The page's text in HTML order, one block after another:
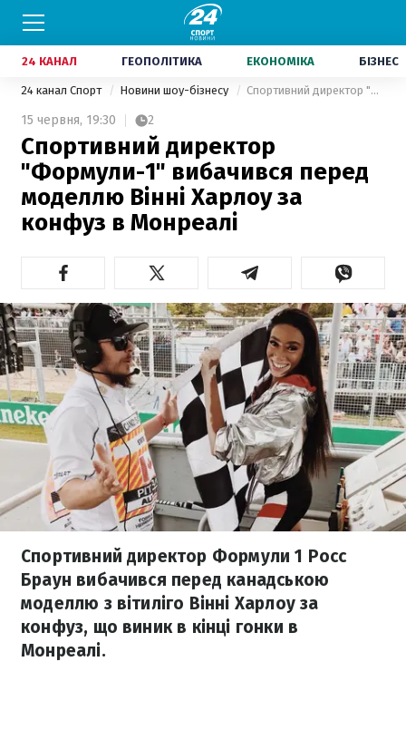
24 КАНАЛ ГЕОПОЛІТИКА ЕКОНОМІКА БІЗНЕС
24 канал Спорт Новини шоу-бізнесу Спортивний директор "Формули-1" вибачився перед моделлю Вінні Харлоу за конфуз в Монреалі
15 червня, 19:30 2
Спортивний директор
"Формули-1" вибачився перед
моделлю Вінні Харлоу за
конфуз в Монреалі
Спортивний директор Формули 1 Росс
Браун вибачився перед канадською
моделлю з вітиліго Вінні Харлоу за
конфуз, що виник в кінці гонки в
Монреалі.